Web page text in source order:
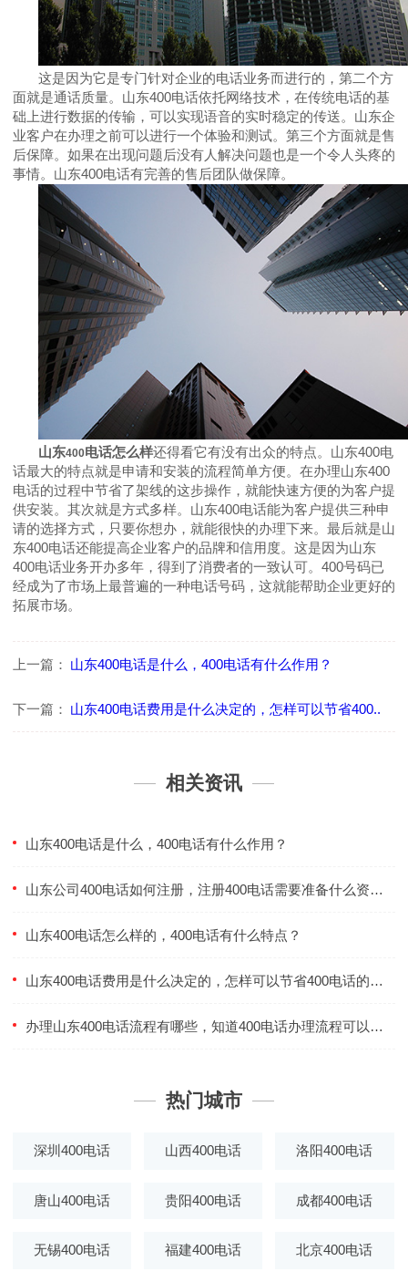
这是因为它是专门针对企业的电话业务而进行的，第二个方
面就是通话质量。山东400电话依托网络技术，在传统电话的基
础上进行数据的传输，可以实现语音的实时稳定的传送。山东企
业客户在办理之前可以进行一个体验和测试。第三个方面就是售
后保障。如果在出现问题后没有人解决问题也是一个令人头疼的
事情。山东400电话有完善的售后团队做保障。
山东400电话怎么样还得看它有没有出众的特点。山东400电
话最大的特点就是申请和安装的流程简单方便。在办理山东400
电话的过程中节省了架线的这步操作，就能快速方便的为客户提
供安装。其次就是方式多样。山东400电话能为客户提供三种申
请的选择方式，只要你想办，就能很快的办理下来。最后就是山
东400电话还能提高企业客户的品牌和信用度。这是因为山东
400电话业务开办多年，得到了消费者的一致认可。 400号码已
经成为了市场上最普遍的一种电话号码，这就能帮助企业更好的
拓展市场。
上一篇： 山东400电话是什么，400电话有什么作用？
下一篇： 山东400电话费用是什么决定的，怎样可以节省400..
相关资讯
山东400电话是什么，400电话有什么作用？
山东公司400电话如何注册，注册400电话需要准备什么资料？
山东400电话怎么样的，400电话有什么特点？
山东400电话费用是什么决定的，怎样可以节省400电话的费用？
办理山东400电话流程有哪些，知道400电话办理流程可以更效率么？
热门城市
深圳400电话 山西400电话 洛阳400电话
唐山400电话 贵阳400电话 成都400电话
无锡400电话 福建400电话 北京400电话